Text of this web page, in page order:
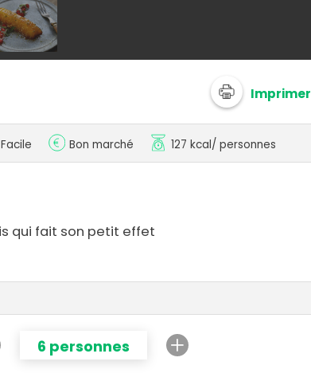
Imprimer
Facile Bon marché 127 kcal/ personnes
qui fait son petit effet
6 personnes